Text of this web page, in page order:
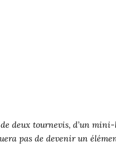
deux tournevis, d’un
pas de devenir un